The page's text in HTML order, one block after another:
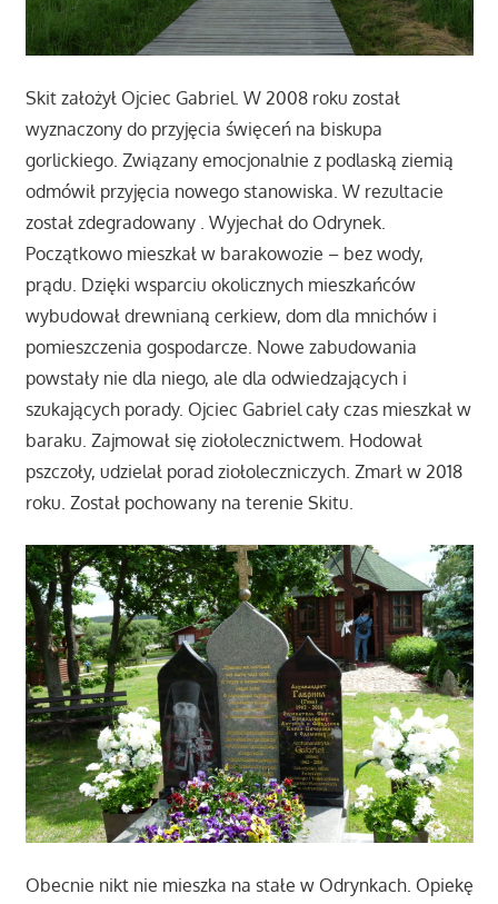
Skit założył Ojciec Gabriel. W 2008 roku został
wyznaczony do przyjęcia święceń na biskupa
gorlickiego. Związany emocjonalnie z podlaską ziemią
odmówił przyjęcia nowego stanowiska. W rezultacie
został zdegradowany . Wyjechał do Odrynek.
Początkowo mieszkał w barakowozie – bez wody,
prądu. Dzięki wsparciu okolicznych mieszkańców
wybudował drewnianą cerkiew, dom dla mnichów i
pomieszczenia gospodarcze. Nowe zabudowania
powstały nie dla niego, ale dla odwiedzających i
szukających porady. Ojciec Gabriel cały czas mieszkał w
baraku. Zajmował się ziołolecznictwem. Hodował
pszczoły, udzielał porad ziołoleczniczych. Zmarł w 2018
roku. Został pochowany na terenie Skitu.
Obecnie nikt nie mieszka na stałe w Odrynkach. Opiekę